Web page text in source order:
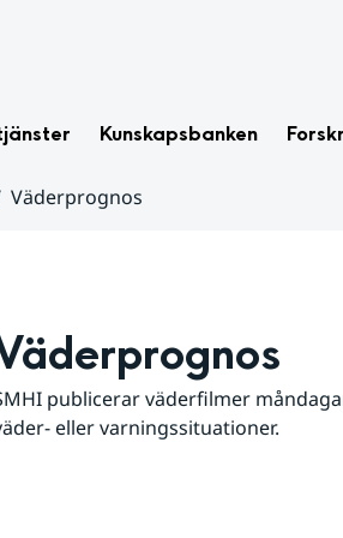
Kunskapsbanken
Väderprognos
publicerar väderfilmer
eller varningssituationer.